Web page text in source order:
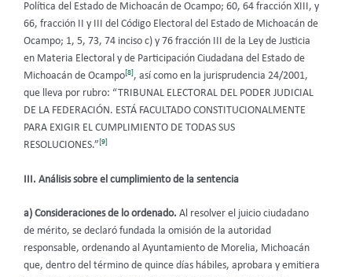
Política del Estado de Michoacán de Ocampo; 60, 64 fracción XIII, y
66, fracción II y III del Código Electoral del Estado de Michoacán de
Ocampo; 1, 5, 73, 74 inciso c) y 76 fracción III de la Ley de Justicia
en Materia Electoral y de Participación Ciudadana del Estado de
Michoacán de Ocampo[8], así como en la jurisprudencia 24/2001,
que lleva por rubro: “TRIBUNAL ELECTORAL DEL PODER JUDICIAL
DE LA FEDERACIÓN. ESTÁ FACULTADO CONSTITUCIONALMENTE
PARA EXIGIR EL CUMPLIMIENTO DE TODAS SUS
RESOLUCIONES.”[9]
III. Análisis sobre el cumplimiento de la sentencia
a) Consideraciones de lo ordenado. Al resolver el juicio ciudadano
de mérito, se declaró fundada la omisión de la autoridad
responsable, ordenando al Ayuntamiento de Morelia, Michoacán
que, dentro del término de quince días hábiles, aprobara y emitiera